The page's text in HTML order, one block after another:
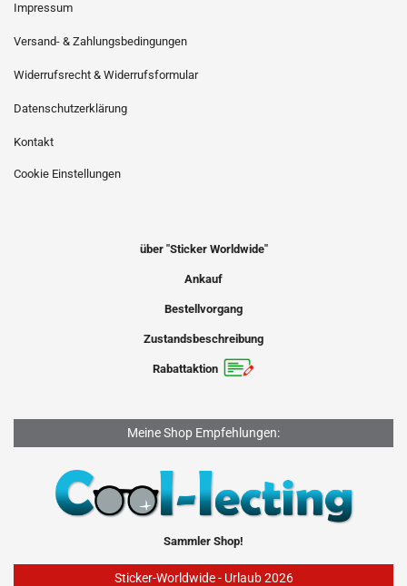
Impressum
Versand- & Zahlungsbedingungen
Widerrufsrecht & Widerrufsformular
Datenschutzerklärung
Kontakt
Cookie Einstellungen
über "Sticker Worldwide"
Ankauf
Bestellvorgang
Zustandsbeschreibung
Rabattaktion
Meine Shop Empfehlungen:
Sammler Shop!
Sticker-Worldwide - Urlaub 2026